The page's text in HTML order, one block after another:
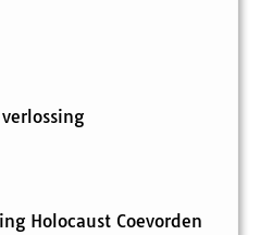
Holocaust Coevorden